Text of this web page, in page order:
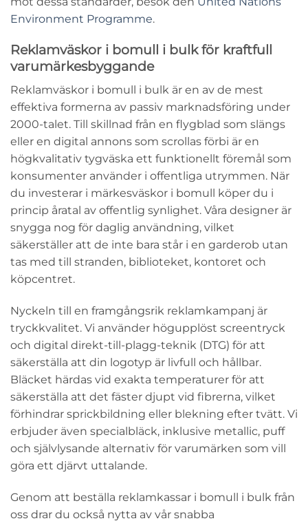
Environment Programme.
Reklamväskor i bomull i bulk för kraftfull
varumärkesbyggande
Reklamväskor i bomull i bulk är en av de mest
effektiva formerna av passiv marknadsföring under
2000-talet. Till skillnad från en flygblad som slängs
eller en digital annons som scrollas förbi är en
högkvalitativ tygväska ett funktionellt föremål som
konsumenter använder i offentliga utrymmen. När
du investerar i märkesväskor i bomull köper du i
princip åratal av offentlig synlighet. Våra designer är
snygga nog för daglig användning, vilket
säkerställer att de inte bara står i en garderob utan
tas med till stranden, biblioteket, kontoret och
köpcentret.
Nyckeln till en framgångsrik reklamkampanj är
tryckkvalitet. Vi använder högupplöst screentryck
och digital direkt-till-plagg-teknik (DTG) för att
säkerställa att din logotyp är livfull och hållbar.
Bläcket härdas vid exakta temperaturer för att
säkerställa att det fäster djupt vid fibrerna, vilket
förhindrar sprickbildning eller blekning efter tvätt. Vi
erbjuder även specialbläck, inklusive metallic, puff
och självlysande alternativ för varumärken som vill
göra ett djärvt uttalande.
Genom att beställa reklamkassar i bomull i bulk från
oss drar du också nytta av vår snabba